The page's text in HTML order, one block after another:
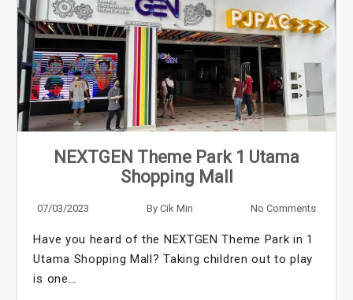
NEXTGEN Theme Park 1 Utama
Shopping Mall
07/03/2023 By Cik Min No Comments
Have you heard of the NEXTGEN Theme Park in 1
Utama Shopping Mall? Taking children out to play
is one…